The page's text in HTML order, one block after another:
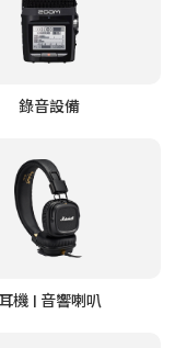
錄音設備
耳機 | 音響喇叭